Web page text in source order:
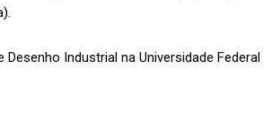
Industrial na Universidade Federal